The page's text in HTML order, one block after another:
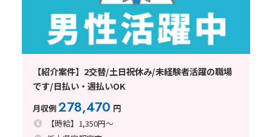
【紹介案件】2交替/土日祝休み/未経験者活躍の職場
です/日払い・週払いOK
月収例278,470 円
【時給】1,350円～